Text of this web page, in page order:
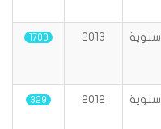
سنوية 2013
1703
سنوية 2012
329